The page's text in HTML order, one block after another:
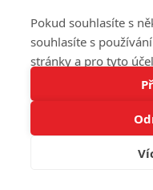
Tato stránka používá
Pokud souhlasíte s
souhlasíte s
stránky a pro tyto
odmítnout, ale v
nebudou k dispozici
Vaše volby souhlasu
tuto webovou
souhlasu můžete